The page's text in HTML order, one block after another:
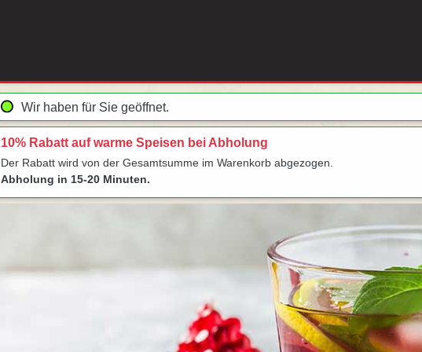
Wir haben für Sie geöffnet.
10% Rabatt auf warme Speisen bei Abholung
Der Rabatt wird von der Gesamtsumme im Warenkorb abgezogen.
Abholung in 15-20 Minuten.